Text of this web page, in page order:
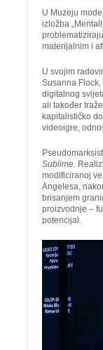
U Muzeju
izložba
materijalnim i
U svojim
Susanna
digitalnog
ali također
kapitalističko
videoigre,
Sublime.
modificiranoj
Angelesa,
brisanjem
proizvodnje –
potencijal.